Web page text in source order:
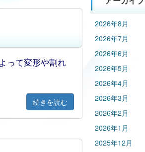
って変形や割れ
続きを読む
2026年8月
2026年7月
2026年6月
2026年5月
2026年4月
2026年3月
2026年2月
2026年1月
2025年12月